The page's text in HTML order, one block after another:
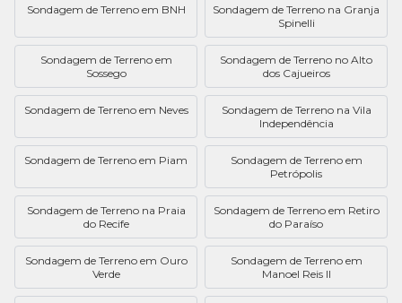
Sondagem de Terreno em BNH
Sondagem de Terreno na Granja
Spinelli
Sondagem de Terreno em
Sossego
Sondagem de Terreno no Alto
dos Cajueiros
Sondagem de Terreno em Neves
Sondagem de Terreno na Vila
Independência
Sondagem de Terreno em Piam
Sondagem de Terreno em
Petrópolis
Sondagem de Terreno na Praia
do Recife
Sondagem de Terreno em Retiro
do Paraíso
Sondagem de Terreno em Ouro
Verde
Sondagem de Terreno em
Manoel Reis II